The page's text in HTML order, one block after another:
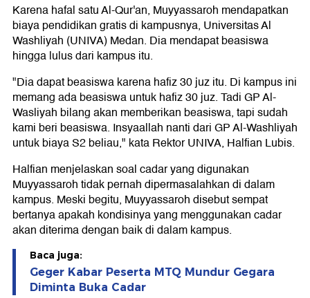
Karena hafal satu Al-Qur'an, Muyyassaroh mendapatkan
biaya pendidikan gratis di kampusnya, Universitas Al
Washliyah (UNIVA) Medan. Dia mendapat beasiswa
hingga lulus dari kampus itu.
"Dia dapat beasiswa karena hafiz 30 juz itu. Di kampus ini
memang ada beasiswa untuk hafiz 30 juz. Tadi GP Al-
Wasliyah bilang akan memberikan beasiswa, tapi sudah
kami beri beasiswa. Insyaallah nanti dari GP Al-Washliyah
untuk biaya S2 beliau," kata Rektor UNIVA, Halfian Lubis.
Halfian menjelaskan soal cadar yang digunakan
Muyyassaroh tidak pernah dipermasalahkan di dalam
kampus. Meski begitu, Muyyassaroh disebut sempat
bertanya apakah kondisinya yang menggunakan cadar
akan diterima dengan baik di dalam kampus.
Baca juga:
Geger Kabar Peserta MTQ Mundur Gegara
Diminta Buka Cadar